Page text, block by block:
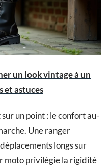
un look vintage à un
et astuces
un point : le confort au-
Une ranger
longs sur
moto privilégie la rigidité